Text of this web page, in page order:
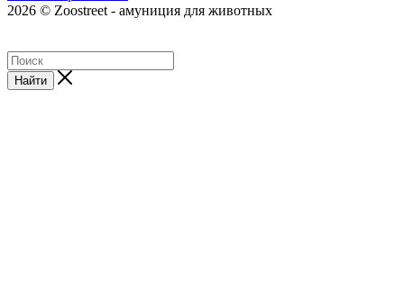
2026 © Zoostreet - амуниция для животных
Найти